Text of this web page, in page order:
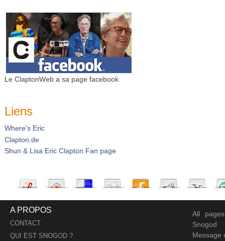
Le ClaptonWeb a sa page facebook
Liens
Where's Eric
Clapton.de
Shun & Lisa Eric Clapton Fan page
A PROPOS
CONTACT
QUI EST SNOGOD ?
All
Snogod
Message